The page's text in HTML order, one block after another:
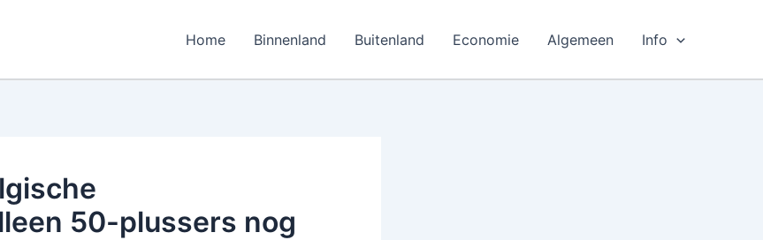
Home Binnenland Buitenland Economie Algemeen Info
50-plussers nog